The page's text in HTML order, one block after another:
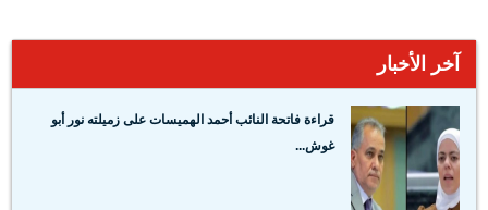
آخر الأخبار
قراءة فاتحة النائب أحمد الهميسات على زميلته نور أبو
غوش...